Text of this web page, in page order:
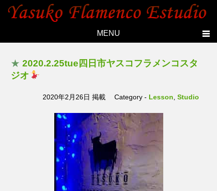
MENU
Topics
★ 2020.2.25tue四日市ヤスコフラメンコスタ
ジオ
2020年2月26日 掲載 Category - Lesson ,Studio